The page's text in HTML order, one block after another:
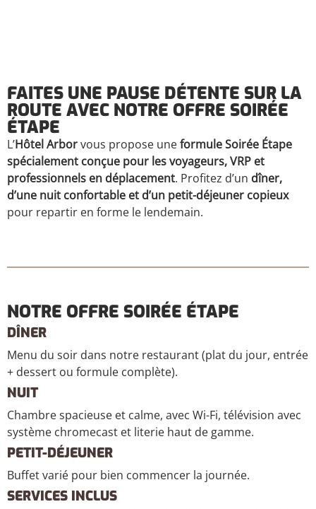
FAITES UNE PAUSE DÉTENTE SUR LA
ROUTE AVEC NOTRE OFFRE SOIRÉE
ÉTAPE
L’Hôtel Arborvous propose uneformule Soirée Étape
spécialement conçue pour les voyageurs, VRP et
professionnels en déplacement. Profitez d’un dîner,
d’une nuit confortable et d’un petit-déjeuner copieux
pour repartir en forme le lendemain.
NOTRE OFFRE SOIRÉE ÉTAPE
DÎNER
Menu du soir dans notre restaurant (plat du jour, entrée
+ dessert ou formule complète).
NUIT
Chambre spacieuse et calme, avec Wi-Fi, télévision avec
système chromecast et literie haut de gamme.
PETIT-DÉJEUNER
Buffet varié pour bien commencer la journée.
SERVICES INCLUS